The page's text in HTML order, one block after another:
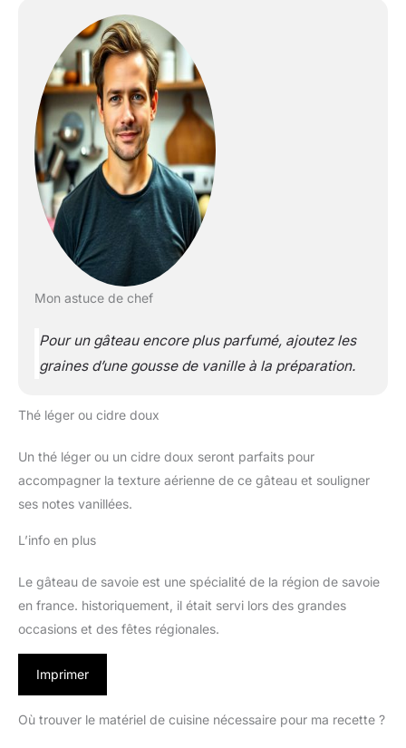
Mon astuce de chef
Pour un gâteau encore plus parfumé, ajoutez les
graines d’une gousse de vanille à la préparation.
Thé léger ou cidre doux
Un thé léger ou un cidre doux seront parfaits pour
accompagner la texture aérienne de ce gâteau et souligner
ses notes vanillées.
L’info en plus
Le gâteau de savoie est une spécialité de la région de savoie
en france. historiquement, il était servi lors des grandes
occasions et des fêtes régionales.
Imprimer
Où trouver le matériel de cuisine nécessaire pour ma recette ?